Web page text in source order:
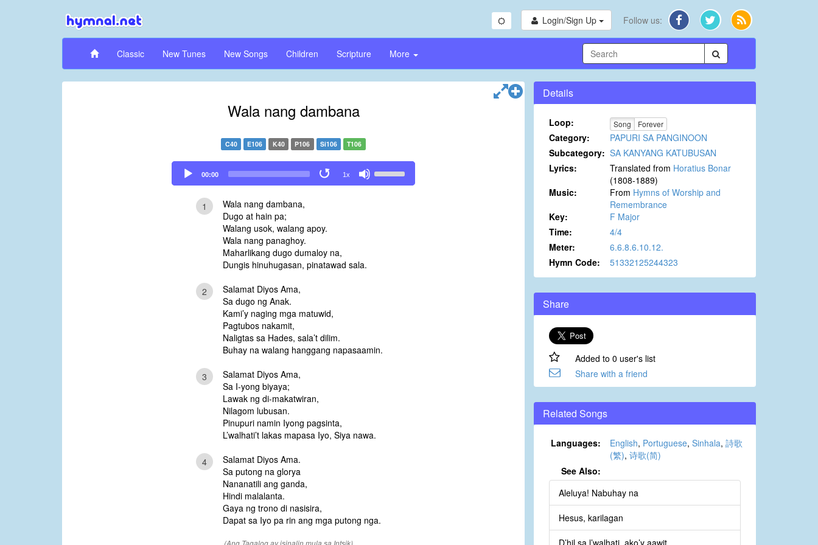
Login/Sign Up Follow us:
Classic New Tunes New Songs Children Scripture More
Wala nang dambana
C40 E106 K40 P106 Si106 T106
Audio
Player
00:00 1x
Up/Down
1
Wala nang dambana,
Dugo at hain pa;
Walang usok, walang apoy.
Wala nang panaghoy.
Maharlikang dugo dumaloy na,
Dungis hinuhugasan, pinatawad sala.
2
Salamat Diyos Ama,
Sa dugo ng Anak.
Kami’y naging mga matuwid,
Pagtubos nakamit,
Naligtas sa Hades, sala’t dilim.
Buhay na walang hanggang napasaamin.
3
Salamat Diyos Ama,
Sa I-yong biyaya;
Lawak ng di-makatwiran,
Nilagom lubusan.
Pinupuri namin Iyong pagsinta,
L’walhati’t lakas mapasa Iyo, Siya nawa.
4
Salamat Diyos Ama.
Sa putong na glorya
Nananatili ang ganda,
Hindi malalanta.
Gaya ng trono di nasisira,
Dapat sa Iyo pa rin ang mga putong nga.
Details
Loop: Song Forever
Category:
PAPURI SA PANGINOON
Subcategory: SA KANYANG KATUBUSAN
Lyrics:
Translated from Horatius Bonar
(1808-1889)
Music:
From Hymns of Worship and
Remembrance
Key:
F Major
Time:
4/4
Meter:
6.6.8.6.10.12.
Hymn Code:
51332125244323
Share
Added to 0 user's list
Share with a friend
Related Songs
Languages: English, Portuguese, Sinhala, 詩歌
(繁), 诗歌(简)
See Also:
Aleluya! Nabuhay na
Hesus, karilagan